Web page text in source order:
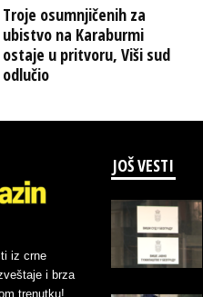
Troje osumnjičenih za
ubistvo na Karaburmi
ostaje u pritvoru, Viši sud
odlučio
iz crne
i brza
trenutku!
JOŠ VESTI